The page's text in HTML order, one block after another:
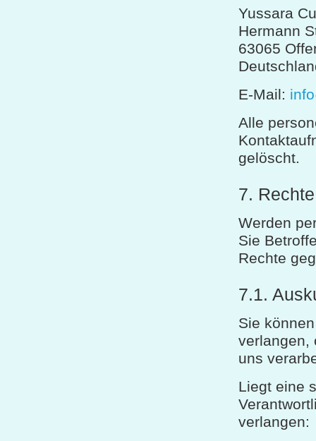
Yussara
Hermann
63065
E-Mail:
Alle
gelöscht.
7.
Werden
Sie
Rechte
7.1.
Sie
verlangen,
uns
Liegt eine
verlangen: